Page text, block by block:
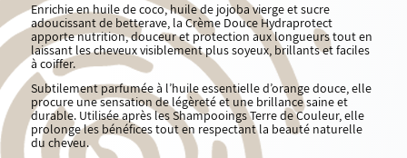
Enrichie en huile de coco, huile de jojoba vierge et sucre
adoucissant de betterave, la Crème Douce Hydraprotect
apporte nutrition, douceur et protection aux longueurs tout en
laissant les cheveux visiblement plus soyeux, brillants et faciles
à coiffer.
Subtilement parfumée à l’huile essentielle d’orange douce, elle
procure une sensation de légèreté et une brillance saine et
durable. Utilisée après les Shampooings Terre de Couleur, elle
prolonge les bénéfices tout en respectant la beauté naturelle
du cheveu.